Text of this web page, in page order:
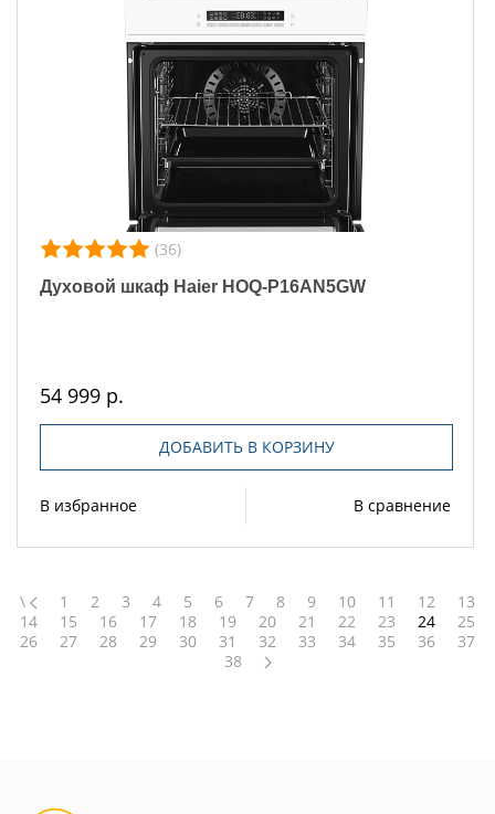
(36)
Духовой шкаф Haier HOQ-P16AN5GW
54 999 р.
ДОБАВИТЬ В КОРЗИНУ
В избранное В сравнение
\ 1 2 3 4 5 6 7 8 9 10 11 12
13
14
15 16 17 18 19 20 21 22 23 24
25
26
27 28 29 30 31 32 33 34 35 36
37
38